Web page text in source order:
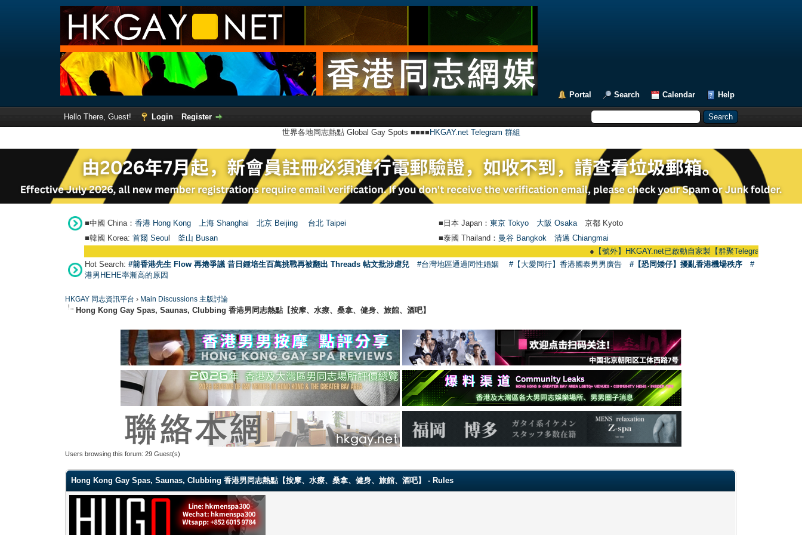
Portal Search Calendar Help
Hello There, Guest! Login
Register
世界各地同志熱點 Global Gay Spots ■■■■ HKGAY.net Telegram 群組
■中國 China： 香港 Hong Kong 上海 Shanghai 北京 Beijing 台北 Taipei ■日本 Japan： 東京 Tokyo 大阪 Osaka 京都 Kyoto
■韓國 Korea: 首爾 Seou 釜山 Busan ■泰國 Thailand： 曼谷 Bangkok
清邁 Chiangmai
【號外】HKGAY.net已啟動自家製【群聚Telegram群組】
Hot Search: #前香港先生 Flow 再捲爭議 昔日鍾培生百萬挑戰再被翻出 Threads 帖文批涉虐兒 #台灣地區通過同性婚姻 #【大愛同行】香港國泰男男廣告 #【恐同矮仔】擾亂香港機場秩序
#
港男HEHE率漸高的原因
HKGAY 同志資訊平台 › Main Discussions 主版討論
Hong Kong Gay Spas, Saunas, Clubbing 香港男同志熱點【按摩、水療、桑拿、健身、旅館、酒吧】
Users browsing this forum: 29 Guest(s)
Hong Kong Gay Spas, Saunas, Clubbing 香港男同志熱點【按摩、水療、桑拿、健身、旅館、酒吧】 - Rules